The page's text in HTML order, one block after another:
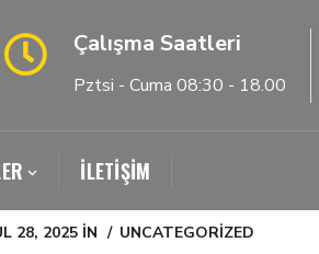
Çalışma Saatleri
Pztsi - Cuma 08:30 - 18.00
İLETİŞİM
28, 2025 IN UNCATEGORIZED